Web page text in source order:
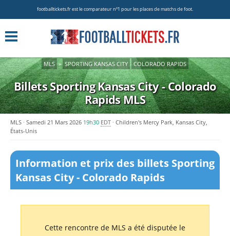
footballtickets.fr est le comparateur nº1 pour les places de matchs de foot.
MLS » SPORTING KANSAS CITY COLORADO RAPIDS
Billets Sporting Kansas City - Colorado
RapidsMLS
MLS Samedi 21 Mars 2026 19h30 EDT
Children's Mercy Park, Kansas City,
États-Unis
Information et prix des billets Sporting
Kansas City - Colorado Rapids
Cette rencontre de MLS a été disputée le